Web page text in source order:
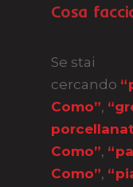
Cosa
Se stai
cercando
Como”,
Como”,
Como”,